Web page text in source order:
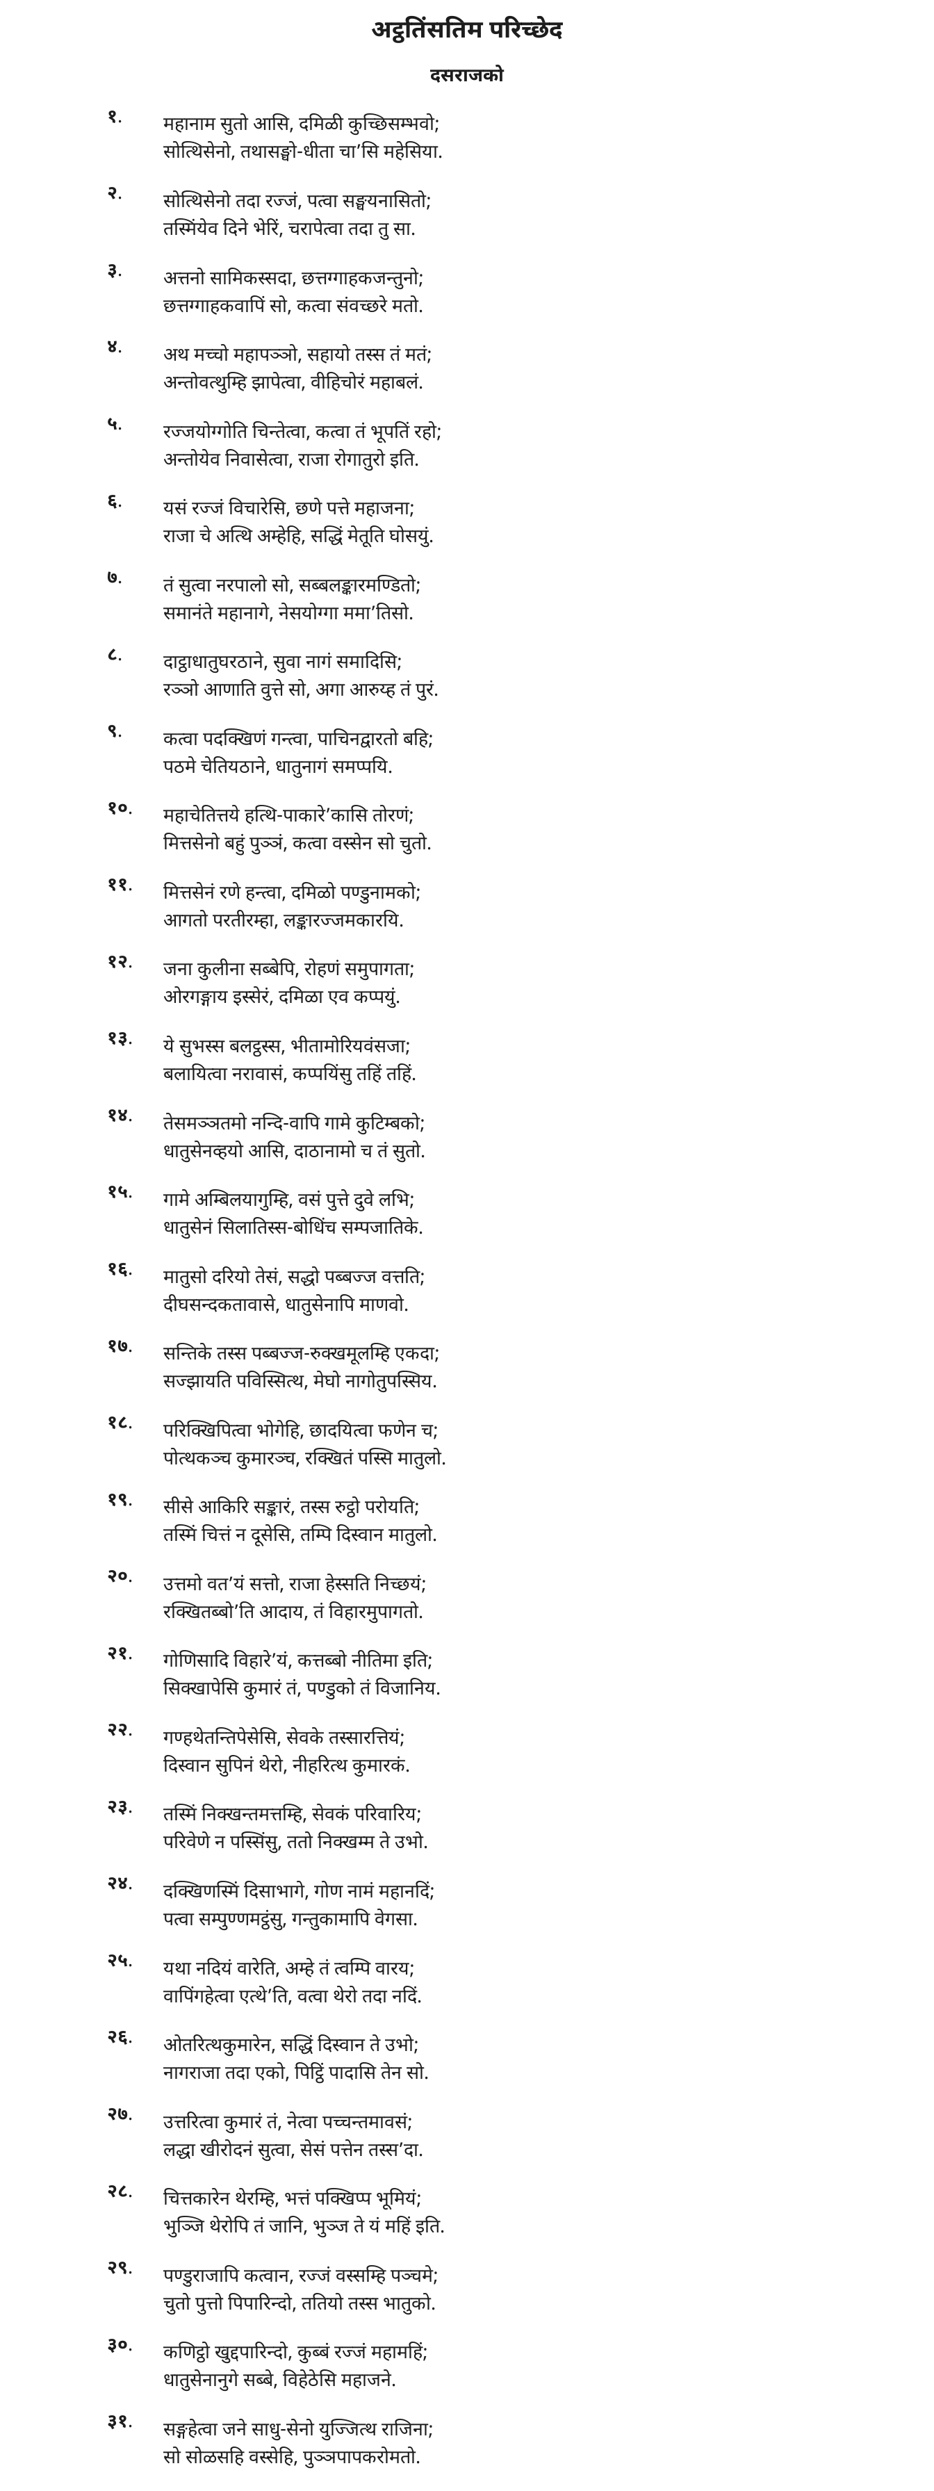
अट्ठतिंसतिम परिच्छेद
दसराजको
१. महानामसुतो आसि, दमिळी कुच्छिसम्भवो;
सोत्थिसेनो, तथासङ्घो-धीता चा’सि महेसिया.
२.
सोत्थिसेनो तदा रज्जं, पत्वा सङ्घयनासितो;
तस्मिंयेव दिने भेरिं, चरापेत्वा तदा तु सा.
३.
अत्तनो सामिकस्सदा, छत्तग्गाहकजन्तुनो;
छत्तग्गाहकवापिं सो, कत्वा संवच्छरे मतो.
४.
अथ मच्चो महापञ्ञो, सहायो तस्स तं मतं;
अन्तोवत्थुम्हि झापेत्वा, वीहिचोरं महाबलं.
५.
रज्जयोग्गोति चिन्तेत्वा, कत्वा तं भूपतिं रहो;
अन्तोयेव निवासेत्वा, राजा रोगातुरो इति.
६.
यसं रज्जं विचारेसि, छणे पत्ते महाजना;
राजा चे अत्थि अम्हेहि, सद्धिं मेतूति घोसयुं.
७.
तं सुत्वा नरपालो सो, सब्बलङ्कारमण्डितो;
समानंते महानागे, नेसयोग्गा ममा’तिसो.
८.
दाट्ठाधातुघरठाने, सुवा नागं समादिसि;
रञ्ञो आणाति वुत्ते सो, अगा आरुय्ह तं पुरं.
९.
कत्वा पदक्खिणं गन्त्वा, पाचिनद्वारतो बहि;
पठमे चेतियठाने, धातुनागं समप्पयि.
१०.
महाचेतित्तये हत्थि-पाकारे’कासि तोरणं;
मित्तसेनो बहुं पुञ्ञं, कत्वा वस्सेन सो चुतो.
११.
मित्तसेनं रणे हन्त्वा, दमिळो पण्डुनामको;
आगतो परतीरम्हा, लङ्कारज्जमकारयि.
१२.
जना कुलीना सब्बेपि, रोहणं समुपागता;
ओरगङ्गाय इस्सेरं, दमिळा एव कप्पयुं.
१३. ये सुभस्स बलट्ठस्स, भीतामोरियवंसजा;
बलायित्वा नरावासं, कप्पयिंसु तहिं तहिं.
१४.
तेसमञ्ञतमो नन्दि-वापि गामे कुटिम्बको;
धातुसेनव्हयो आसि, दाठानामो च तं सुतो.
१५.
गामे अम्बिलयागुम्हि, वसं पुत्ते दुवे लभि;
धातुसेनं सिलातिस्स-बोधिंच सम्पजातिके.
१६.
मातुसो दरियो तेसं, सद्धो पब्बज्ज वत्तति;
दीघसन्दकतावासे, धातुसेनापि माणवो.
१७.
सन्तिके तस्स पब्बज्ज-रुक्खमूलम्हि एकदा;
सज्झायति पविस्सित्थ, मेघो नागोतुपस्सिय.
१८.
परिक्खिपित्वा भोगेहि, छादयित्वा फणेन च;
पोत्थकञ्च कुमारञ्च, रक्खितं पस्सि मातुलो.
१९.
सीसे आकिरि सङ्कारं, तस्स रुट्ठो परोयति;
तस्मिं चित्तं न दूसेसि, तम्पि दिस्वान मातुलो.
२०.
उत्तमो वत’यं सत्तो, राजा हेस्सति निच्छयं;
रक्खितब्बो’ति आदाय, तं विहारमुपागतो.
२१.
गोणिसादि विहारे’यं, कत्तब्बो नीतिमा इति;
सिक्खापेसि कुमारं तं, पण्डुको तं विजानिय.
२२.
गण्हथेतन्तिपेसेसि, सेवके तस्सारत्तियं;
दिस्वान सुपिनं थेरो, नीहरित्थ कुमारकं.
२३.
तस्मिं निक्खन्तमत्तम्हि, सेवकं परिवारिय;
परिवेणे न पस्सिंसु, ततो निक्खम्म ते उभो.
२४.
दक्खिणस्मिं दिसाभागे, गोण नामं महानदिं;
पत्वा सम्पुण्णमट्ठंसु, गन्तुकामापि वेगसा.
२५.
यथा नदियं वारेति, अम्हे तं त्वम्पि वारय;
वापिंगहेत्वा एत्थे’ति, वत्वा थेरो तदा नदिं.
२६.
ओतरित्थकुमारेन, सद्धिं दिस्वान ते उभो;
नागराजा तदा एको, पिट्ठिं पादासि तेन सो.
२७.
उत्तरित्वा कुमारं तं, नेत्वा पच्चन्तमावसं;
लद्धा खीरोदनं सुत्वा, सेसं पत्तेन तस्स’दा.
२८. चित्तकारेन थेरम्हि, भत्तं पक्खिप्प भूमियं;
भुञ्जि थेरोपि तं जानि, भुञ्ज ते यं महिं इति.
२९.
पण्डुराजापि कत्वान, रज्जं वस्सम्हि पञ्चमे;
चुतो पुत्तो पिपारिन्दो, ततियो तस्स भातुको.
३०.
कणिट्ठो खुद्दपारिन्दो, कुब्बं रज्जं महामहिं;
धातुसेनानुगे सब्बे, विहेठेसि महाजने.
३१.
सङ्गहेत्वा जने साधु-सेनो युज्जित्थ राजिना;
सो सोळसहि वस्सेहि, पुञ्ञपापकरोमतो.